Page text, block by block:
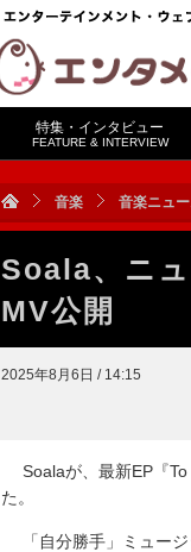
特集・インタビュー
FEATURE & INTERVIEW
音楽 音楽ニュ
Soala、ニ
MV公開
2025年8月6日 / 14:15
Soalaが、最新EP『To
た。
「自分勝手」ミュージ